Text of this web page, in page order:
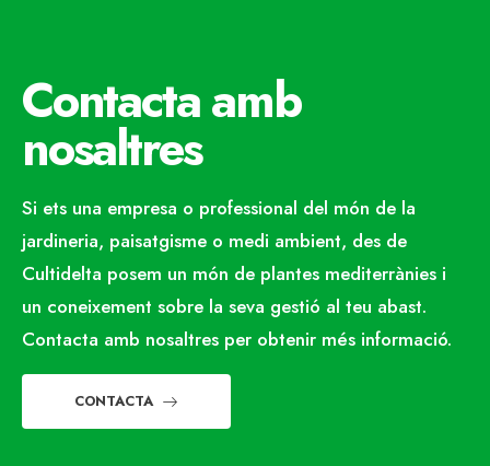
Contacta amb
nosaltres
Si ets una empresa o professional del món de la
jardineria, paisatgisme o medi ambient, des de
Cultidelta posem un món de plantes mediterrànies i
un coneixement sobre la seva gestió al teu abast.
Contacta amb nosaltres per obtenir més informació.
CONTACTA